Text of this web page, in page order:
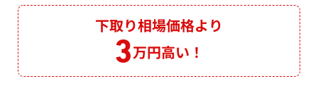
下取り相場価格より
3万円高い！